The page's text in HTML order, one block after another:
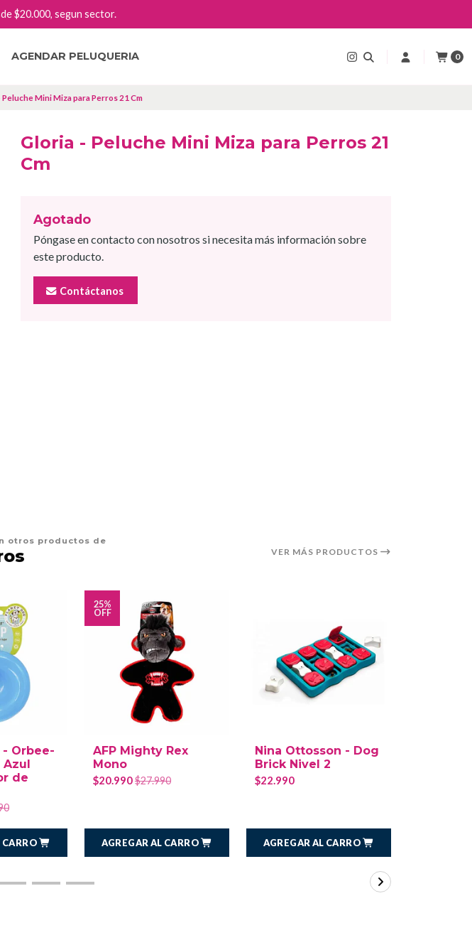
AGENDAR PELUQUERIA 0
$20.000, segun sector.
Peluche Mini Miza para Perros 21 Cm
Gloria - Peluche Mini Miza para Perros 21
Cm
Agotado
Póngase en contacto con nosotros si necesita más información sobre
este producto.
Contáctanos
otros productos de
VER MÁS PRODUCTOS
Orbee-
Azul
de
CARRO
25%
OFF
AFP Mighty Rex
Mono
$20.990$27.990
AGREGAR AL CARRO
Nina Ottosson - Dog
Brick Nivel 2
$22.990
AGREGAR AL CARRO